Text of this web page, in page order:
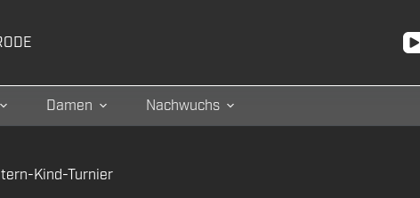
Damen Nachwuchs
Kind-Turnier